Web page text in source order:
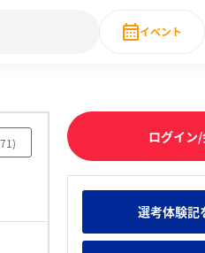
卒就職人気企業ランキング み
・DX現場社員インタビュー
イベント
直
) ログイン
選考体験記